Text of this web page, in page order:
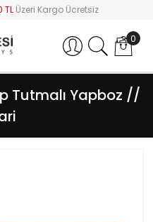
TL Üzeri Kargo Ücretsiz
Hesabım 0
Tutmalı Yapboz //